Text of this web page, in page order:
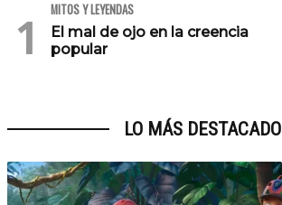
MITOS Y LEYENDAS
El mal de ojo en la creencia
popular
LO MÁS DESTACADO